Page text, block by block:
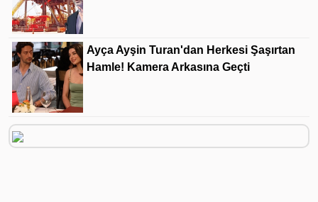
Ayça Ayşin Turan'dan Herkesi Şaşırtan
Hamle! Kamera Arkasına Geçti